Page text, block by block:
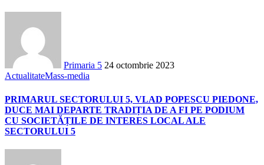
Primaria 5 24 octombrie 2023
ActualitateMass-media
PRIMARUL SECTORULUI 5, VLAD POPESCU PIEDONE,
DUCE MAI DEPARTE TRADIȚIA DE A FI PE PODIUM
CU SOCIETĂȚILE DE INTERES LOCAL ALE
SECTORULUI 5